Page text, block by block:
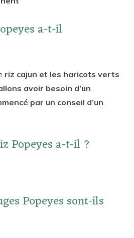
a-t-il
riz cajun et les haricots verts
avoir besoin d’un
par un conseil d’un
Popeyes a-t-il ?
Popeyes sont-ils